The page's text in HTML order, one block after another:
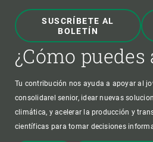
SUSCRÍBETE AL
BOLETÍN
¿Cómo
Tu contribución nos ayuda a apoyar al
consolidarel senior, idear nuevas
climática, y acelerar la producción y
científicas para tomar decisiones